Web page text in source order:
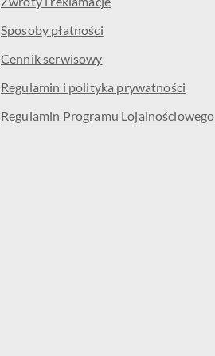
Sposoby płatności
Cennik serwisowy
Regulamin i polityka prywatności
Regulamin Programu Lojalnościowego